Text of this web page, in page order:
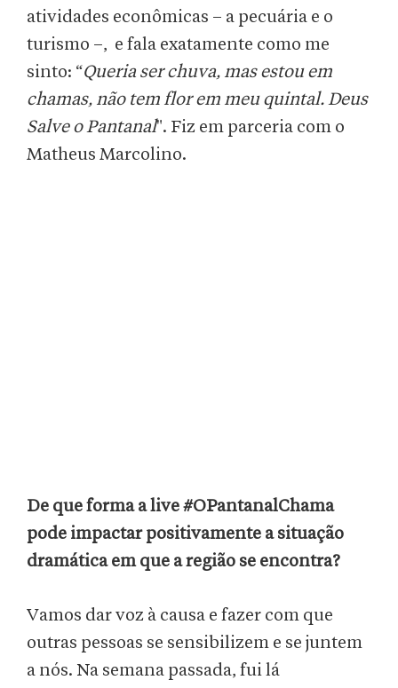
atividades econômicas – a pecuária e o
turismo –, e fala exatamente como me
sinto: “Queria ser chuva, mas estou em
chamas, não tem flor em meu quintal. Deus
Salve o Pantanal". Fiz em parceria com o
Matheus Marcolino.
De que forma a live #OPantanalChama
pode impactar positivamente a situação
dramática em que a região se encontra?
Vamos dar voz à causa e fazer com que
outras pessoas se sensibilizem e se juntem
a nós. Na semana passada, fui lá